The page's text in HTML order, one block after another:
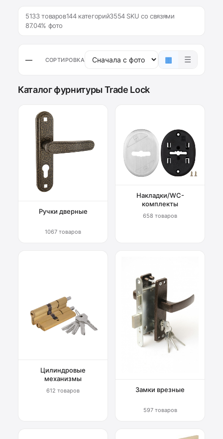
5133 товаров144 категорий3554 SKU со связями
87.04% фото
— СОРТИРОВКА ▦ ☰
Каталог фурнитуры Trade Lock
Ручки дверные
1067 товаров
Накладки/WC-
комплекты
658 товаров
Цилиндровые
механизмы
612 товаров Замки врезные
597 товаров